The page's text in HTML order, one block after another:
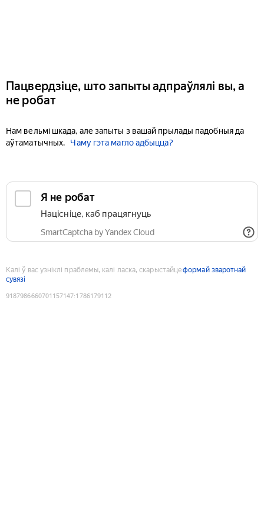
Пацвердзіце, што запыты адпраўлялі вы, а
не робат
Нам вельмі шкада, але запыты з вашай прылады падобныя да
аўтаматычных.
Чаму гэта магло адбыцца?
Я не робат
Націсніце, каб працягнуць
SmartCaptcha by Yandex Cloud
Калі ў вас узніклі праблемы, калі ласка, скарыстайцеформай зваротнай
сувязі
9187986660701157147:1786179112